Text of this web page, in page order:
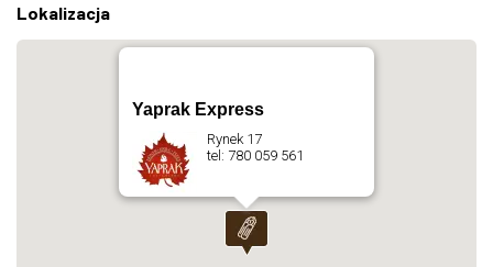
Lokalizacja
Yaprak Express
Rynek 17
tel: 780 059 561